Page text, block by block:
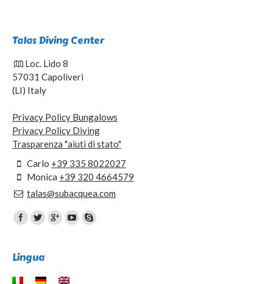
Talas Diving Center
Loc. Lido 8
57031 Capoliveri
(LI) Italy
Privacy Policy Bungalows
Privacy Policy Diving
Trasparenza "aiuti di stato"
Carlo +39 335 8022027
Monica +39 320 4664579
talas@subacquea.com
Trovaci su:
Lingua